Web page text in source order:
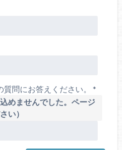
問にお答えください。 *
めませんでした。ページ
い）